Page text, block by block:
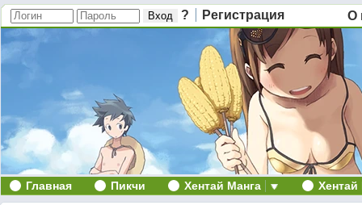
? Регистрация О
Главная Пикчи Хентай Манга